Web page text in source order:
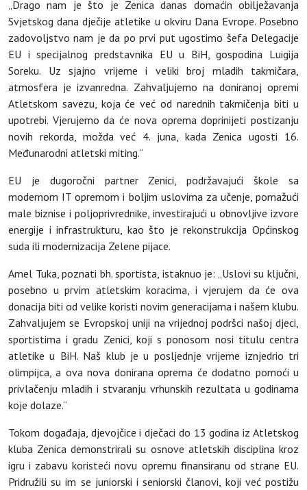
„Drago nam je što je Zenica danas domaćin obilježavanja
Svjetskog dana dječije atletike u okviru Dana Evrope. Posebno
zadovoljstvo nam je da po prvi put ugostimo šefa Delegacije
EU i specijalnog predstavnika EU u BiH, gospodina Luigija
Soreku. Uz sjajno vrijeme i veliki broj mladih takmičara,
atmosfera je izvanredna. Zahvaljujemo na doniranoj opremi
Atletskom savezu, koja će već od narednih takmičenja biti u
upotrebi. Vjerujemo da će nova oprema doprinijeti postizanju
novih rekorda, možda već 4. juna, kada Zenica ugosti 16.
Međunarodni atletski miting.“
EU je dugoročni partner Zenici, podržavajući škole sa
modernom IT opremom i boljim uslovima za učenje, pomažući
male biznise i poljoprivrednike, investirajući u obnovljive izvore
energije i infrastrukturu, kao što je rekonstrukcija Općinskog
suda ili modernizacija Zelene pijace.
Amel Tuka, poznati bh. sportista, istaknuo je: „Uslovi su ključni,
posebno u prvim atletskim koracima, i vjerujem da će ova
donacija biti od velike koristi novim generacijama i našem klubu.
Zahvaljujem se Evropskoj uniji na vrijednoj podršci našoj djeci,
sportistima i gradu Zenici, koji s ponosom nosi titulu centra
atletike u BiH. Naš klub je u posljednje vrijeme iznjedrio tri
olimpijca, a ova nova donirana oprema će dodatno pomoći u
privlačenju mladih i stvaranju vrhunskih rezultata u godinama
koje dolaze.“
Tokom događaja, djevojčice i dječaci do 13 godina iz Atletskog
kluba Zenica demonstrirali su osnove atletskih disciplina kroz
igru i zabavu koristeći novu opremu finansiranu od strane EU.
Pridružili su im se juniorski i seniorski članovi, koji već postižu